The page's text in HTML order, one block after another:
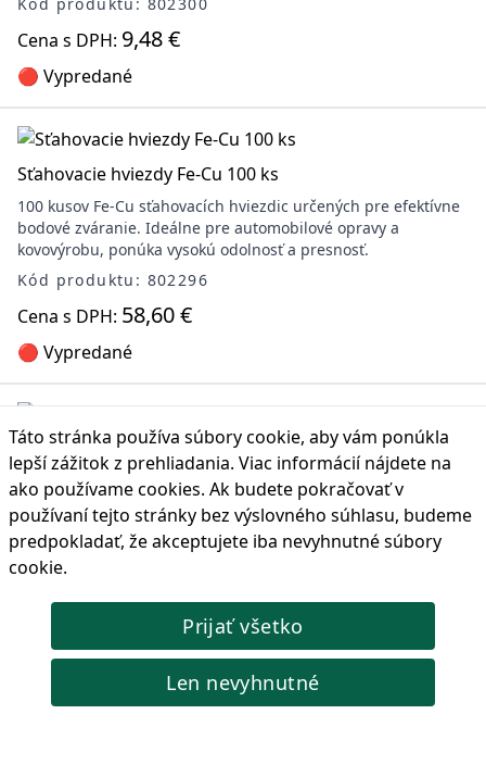
Cena s DPH: 9,48 €
🔴 Vypredané
Sťahovacie hviezdy Fe-Cu 100 ks
100 kusov Fe-Cu sťahovacích hviezdic určených pre efektívne
bodové zváranie. Ideálne pre automobilové opravy a
kovovýrobu, ponúka vysokú odolnosť a presnosť.
Kód produktu: 802296
Cena s DPH: 58,60 €
🔴 Vypredané
100ks súprava závitových kolíkov Fe-Cu M5x16
100-dielna sada Fe-Cu závitových svorníkov, M5x16mm,
určená pre bodové zváranie. Vysoká pevnosť a vodivosť pre
spoľahlivé výsledky zvárania.
Kód produktu: 802759
Táto stránka používa súbory cookie, aby vám ponúkla
lepší zážitok z prehliadania. Viac informácií nájdete na
ako používame cookies. Ak budete pokračovať v
používaní tejto stránky bez výslovného súhlasu, budeme
predpokladať, že akceptujete iba nevyhnutné súbory
cookie.
Prijať všetko
Len nevyhnutné